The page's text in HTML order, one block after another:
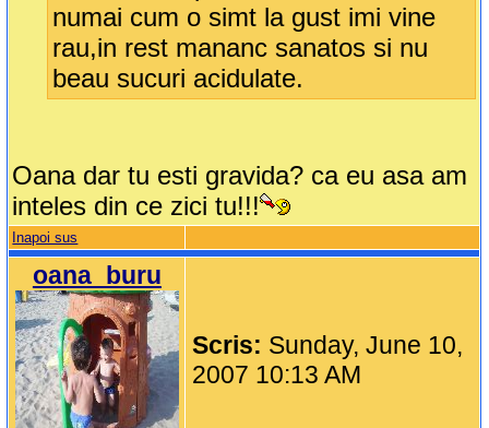
numai cum o simt la gust imi vine
rau,in rest mananc sanatos si nu
beau sucuri acidulate.
Oana dar tu esti gravida? ca eu asa am
inteles din ce zici tu!!!
Inapoi sus
oana_buru
Scris: Sunday, June 10,
2007 10:13 AM